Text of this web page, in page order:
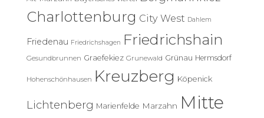
c
:
Charlottenburg City West Dahlem
Friedenau Friedrichshagen Friedrichshain
Gesundbrunnen Graefekiez Grunewald Grünau Hermsdorf
Hohenschönhausen Kreuzberg Köpenick
Lichtenberg Marienfelde Marzahn Mitte